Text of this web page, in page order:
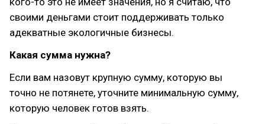
своими деньгами стоит поддерживать только
адекватные экологичные бизнесы.
Какая сумма нужна?
Если вам назовут крупную сумму, которую вы
точно не потянете, уточните минимальную сумму,
которую человек готов взять.